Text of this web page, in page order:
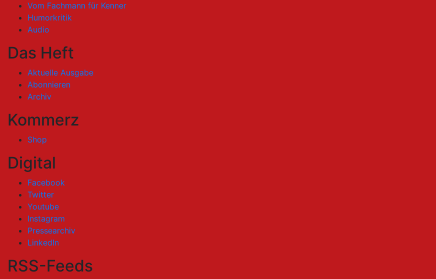
Vom Fachmann für Kenner
Humorkritik
Audio
Das Heft
Aktuelle Ausgabe
Abonnieren
Archiv
Kommerz
Shop
Digital
Facebook
Twitter
Youtube
Instagram
Pressearchiv
LinkedIn
RSS-Feeds